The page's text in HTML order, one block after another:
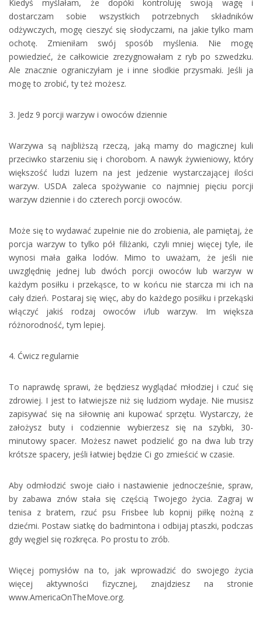
Kiedyś myślałam, że dopóki kontroluję swoją wagę i
dostarczam sobie wszystkich potrzebnych składników
odżywczych, mogę cieszyć się słodyczami, na jakie tylko mam
ochotę. Zmieniłam swój sposób myślenia. Nie mogę
powiedzieć, że całkowicie zrezygnowałam z ryb po szwedzku.
Ale znacznie ograniczyłam je i inne słodkie przysmaki. Jeśli ja
mogę to zrobić, ty też możesz.
3. Jedz 9 porcji warzyw i owoców dziennie
Warzywa są najbliższą rzeczą, jaką mamy do magicznej kuli
przeciwko starzeniu się i chorobom. A nawyk żywieniowy, który
większość ludzi luzem na jest jedzenie wystarczającej ilości
warzyw. USDA zaleca spożywanie co najmniej pięciu porcji
warzyw dziennie i do czterech porcji owoców.
Może się to wydawać zupełnie nie do zrobienia, ale pamiętaj, że
porcja warzyw to tylko pół filiżanki, czyli mniej więcej tyle, ile
wynosi mała gałka lodów. Mimo to uważam, że jeśli nie
uwzględnię jednej lub dwóch porcji owoców lub warzyw w
każdym posiłku i przekąsce, to w końcu nie starcza mi ich na
cały dzień. Postaraj się więc, aby do każdego posiłku i przekąski
włączyć jakiś rodzaj owoców i/lub warzyw. Im większa
różnorodność, tym lepiej.
4. Ćwicz regularnie
To naprawdę sprawi, że będziesz wyglądać młodziej i czuć się
zdrowiej. I jest to łatwiejsze niż się ludziom wydaje. Nie musisz
zapisywać się na siłownię ani kupować sprzętu. Wystarczy, że
założysz buty i codziennie wybierzesz się na szybki, 30-
minutowy spacer. Możesz nawet podzielić go na dwa lub trzy
krótsze spacery, jeśli łatwiej będzie Ci go zmieścić w czasie.
Aby odmłodzić swoje ciało i nastawienie jednocześnie, spraw,
by zabawa znów stała się częścią Twojego życia. Zagraj w
tenisa z bratem, rzuć psu Frisbee lub kopnij piłkę nożną z
dziećmi. Postaw siatkę do badmintona i odbijaj ptaszki, podczas
gdy węgiel się rozkręca. Po prostu to zrób.
Więcej pomysłów na to, jak wprowadzić do swojego życia
więcej aktywności fizycznej, znajdziesz na stronie
www.AmericaOnTheMove.org.